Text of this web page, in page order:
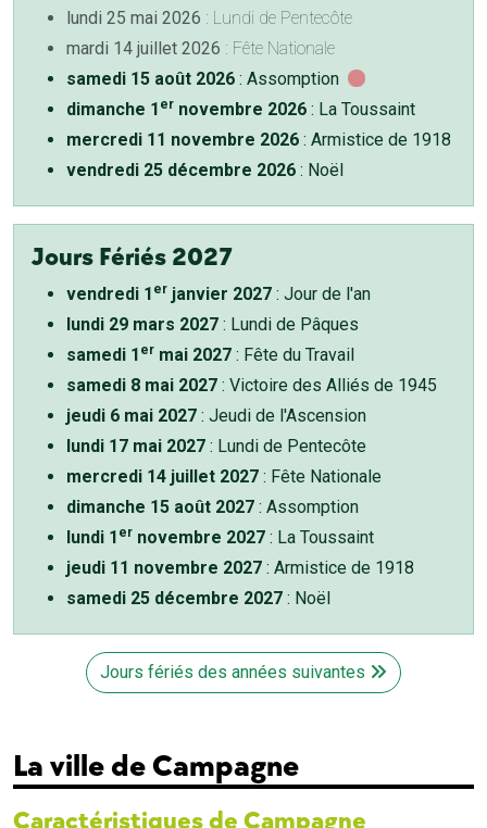
lundi 25 mai 2026 : Lundi de Pentecôte
mardi 14 juillet 2026 : Fête Nationale
samedi 15 août 2026 : Assomption
dimanche 1 er novembre 2026 : La Toussaint
mercredi 11 novembre 2026 : Armistice de 1918
vendredi 25 décembre 2026 : Noël
Jours Fériés 2027
vendredi 1 er janvier 2027 : Jour de l'an
lundi 29 mars 2027 : Lundi de Pâques
samedi 1 er mai 2027 : Fête du Travail
samedi 8 mai 2027 : Victoire des Alliés de 1945
jeudi 6 mai 2027 : Jeudi de l'Ascension
lundi 17 mai 2027 : Lundi de Pentecôte
mercredi 14 juillet 2027 : Fête Nationale
dimanche 15 août 2027 : Assomption
lundi 1 er novembre 2027 : La Toussaint
jeudi 11 novembre 2027 : Armistice de 1918
samedi 25 décembre 2027 : Noël
Jours fériés des années suivantes
La ville de Campagne
Caractéristiques de Campagne